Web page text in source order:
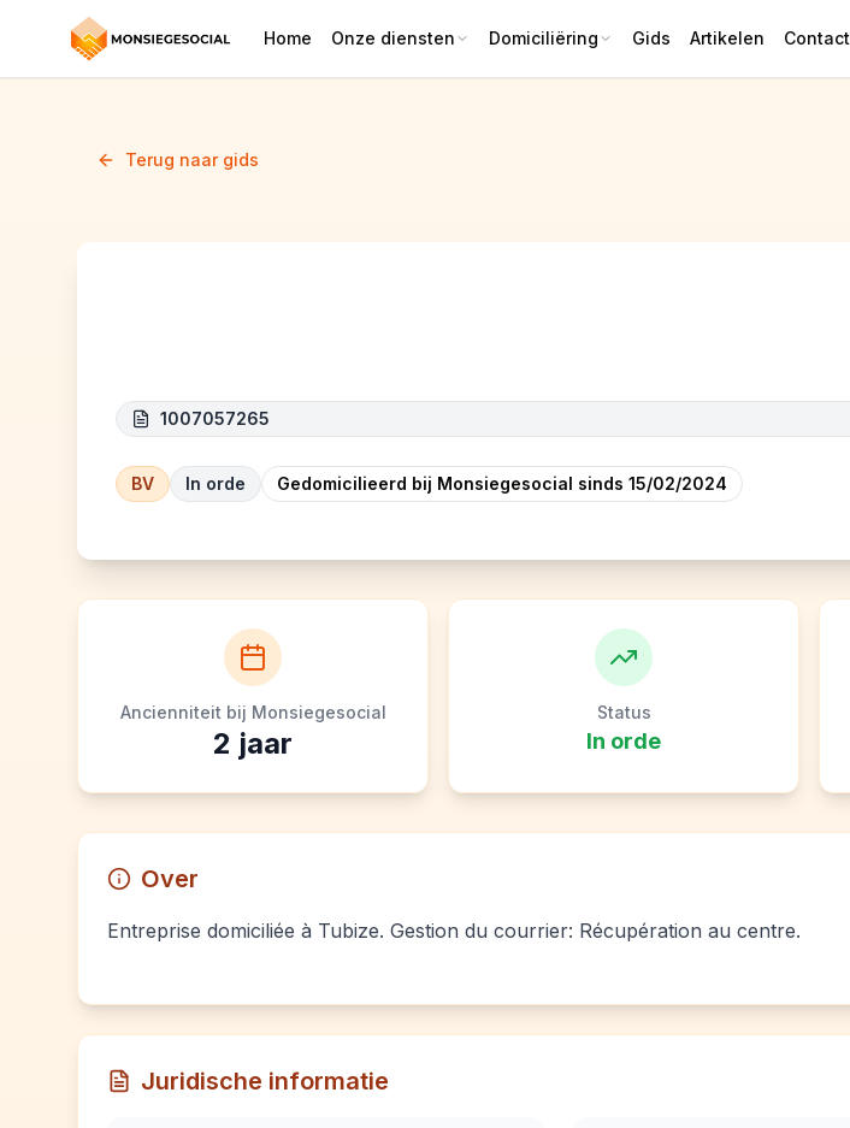
Home Onze diensten Domiciliëring Gids Artikelen Contact
Terug naar gids
1007057265
BV In orde Gedomicilieerd bij Monsiegesocial sinds 15/02/2024
Ancienniteit bij Monsiegesocial
2 jaar
Status
In orde
Over
Entreprise domiciliée à Tubize. Gestion du courrier: Récupération au centre.
Juridische informatie